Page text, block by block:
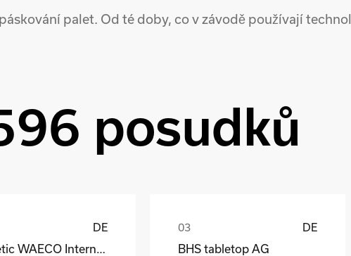
palet. Od té doby, co v závodě používají
posudků
DE DE
BHS tabletop AG